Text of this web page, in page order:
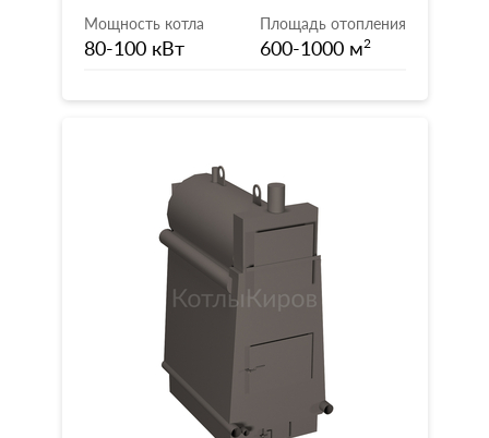
Мощность котла
80-100 кВт
Площадь отопления
600-1000 м2